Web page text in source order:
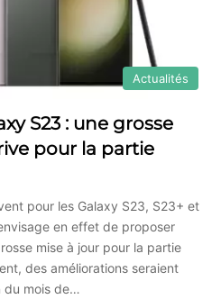
Actualités
S23 : une grosse
pour la partie
pour les Galaxy S23, S23+ et
en effet de proposer
mise à jour pour la partie
des améliorations seraient
du mois de…